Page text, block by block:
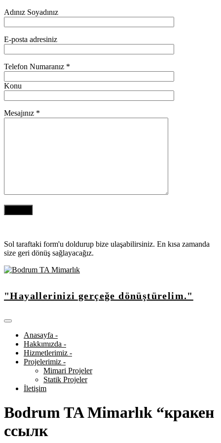
Adınız Soyadınız
E-posta adresiniz
Telefon Numaranız *
Konu
Mesajınız *
Sol taraftaki form'u doldurup bize ulaşabilirsiniz. En kısa zamanda
size geri dönüş sağlayacağız.
"Hayallerinizi gerçeğe dönüştürelim."
Anasayfa -
Hakkımızda -
Hizmetlerimiz -
Projelerimiz -
Mimari Projeler
Statik Projeler
İletişim
Bodrum TA Mimarlık “кракен
ссылк